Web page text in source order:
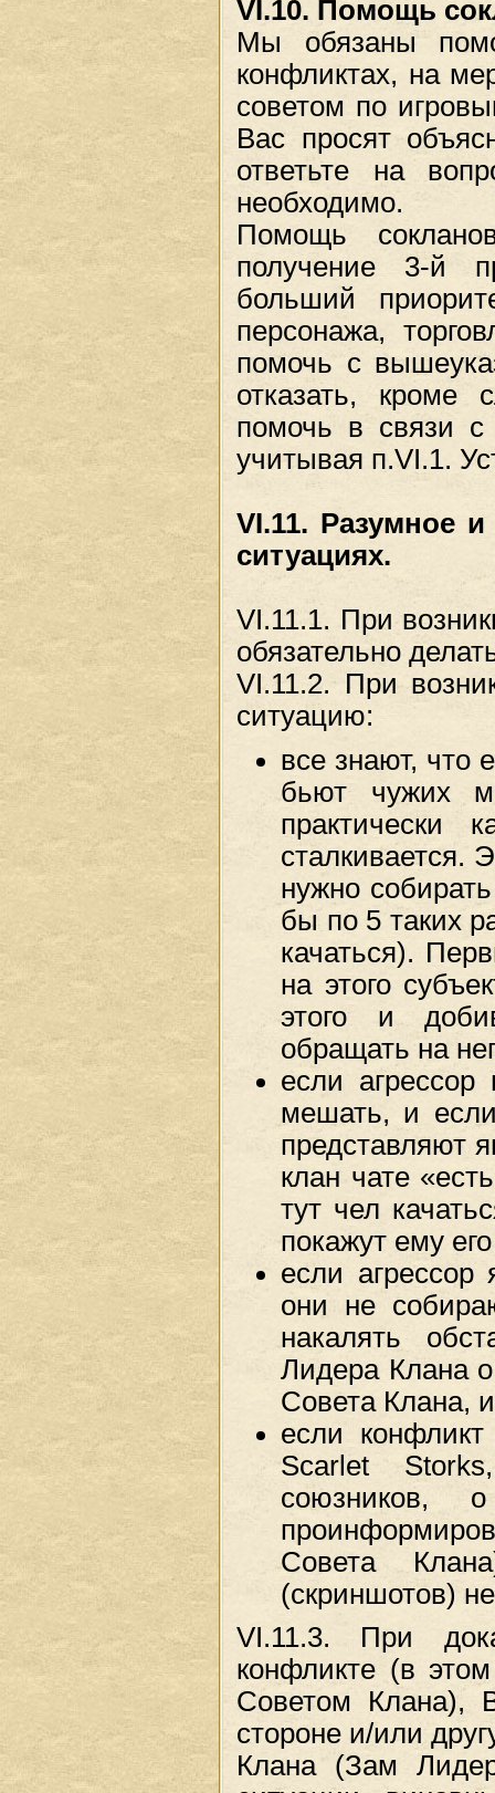
VI.10. Помощь
Мы обязаны
конфликтах, на
советом по
Вас просят
ответьте на
необходимо.
Помощь
получение 3-й
больший
персонажа,
помочь с
отказать, кроме
помочь в связи с
учитывая п.VI.1.
VI.11. Разумное
ситуациях.
VI.11.1. При
обязательно
VI.11.2. При
ситуацию:
все знают, что
бьют чужих
практически
сталкивается.
нужно
бы по 5 таких
качаться).
на этого
этого и
обращать на
если
мешать, и
представляют
клан чате
тут чел
покажут ему
если
они не
накалять
Лидера Клана
Совета Клана,
если
Scarlet
союзников,
Совета
(скриншотов)
VI.11.3. При
конфликте (в
Советом Клана),
стороне и/или
Клана (Зам